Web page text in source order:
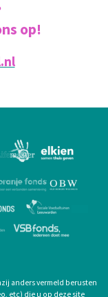
op!
anders vermeld berusten
etc) die u op deze site